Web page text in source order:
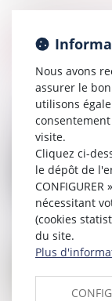
12
10
Nous avons
assurer le
utilisons
visite.
Cliquez ci-
le dépôt de
nécessitant
(cookies
du site.
Plus